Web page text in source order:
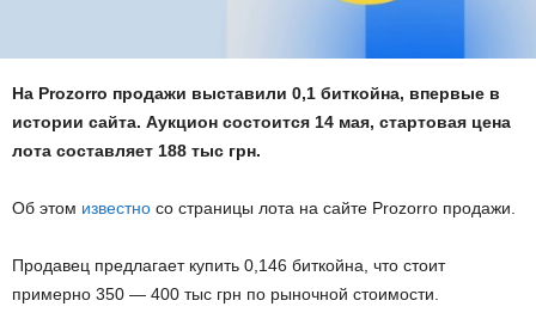
На Prozorro продажи выставили 0,1 биткойна, впервые в
истории сайта. Аукцион состоится 14 мая, стартовая цена
лота составляет 188 тыс грн.
Об этом известно со страницы лота на сайте Prozorro продажи.
Продавец предлагает купить 0,146 биткойна, что стоит
примерно 350 — 400 тыс грн по рыночной стоимости.